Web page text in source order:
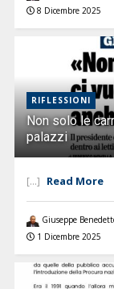
8 Dicembre 2025
RIFLESSIONI
Non solo le
palazzi
[...] Read More
Giuseppe
1 Dicembre 2025